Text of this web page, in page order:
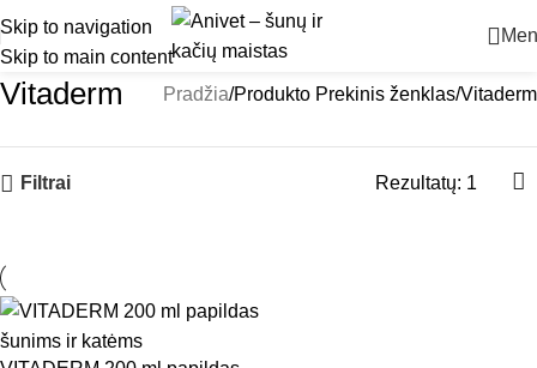
Skip to navigation
Skip to main content
Vitaderm Pradžia Produkto Prekinis ženklas Vitaderm
Filtrai Rezultatų: 1